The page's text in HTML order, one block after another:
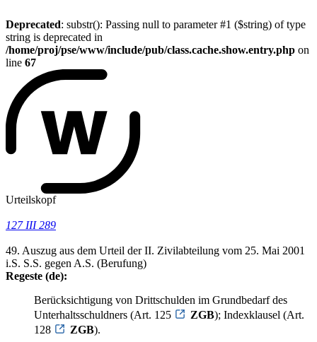
Deprecated: substr(): Passing null to parameter #1 ($string) of type
string is deprecated in
/home/proj/pse/www/include/pub/class.cache.show.entry.php on
line 67
Urteilskopf
127 III 289
49. Auszug aus dem Urteil der II. Zivilabteilung vom 25. Mai 2001
i.S. S.S. gegen A.S. (Berufung)
Regeste (de):
Berücksichtigung von Drittschulden im Grundbedarf des
Unterhaltsschuldners (Art. 125
ZGB); Indexklausel (Art.
128
ZGB).